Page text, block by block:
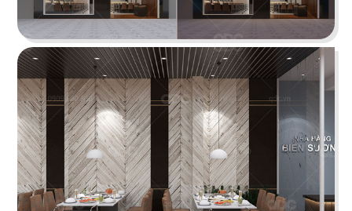
ÁN
SHOWROOM
TIN
TỨC
LIÊN
THE STREET "NHẬU CÓ CHẤT"
The Street được dựa trên văn hóa vỉa hè độc
đáo, xen lẫn hơi thở của đường phố, mang đến
vẻ đẹp Việt Nam đặc trưng cho thực khách
Chi tiết